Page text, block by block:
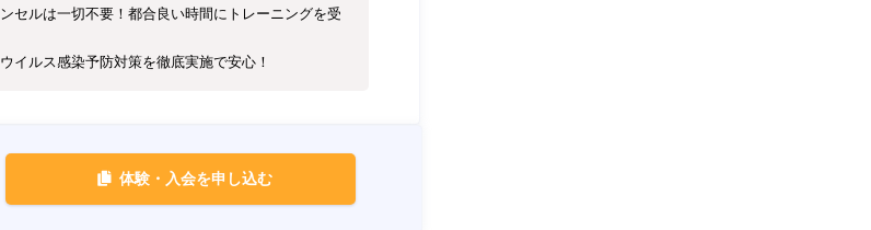
セルは一切不要！都合良い時間にトレーニングを受
イルス感染予防対策を徹底実施で安心！
体験・入会を申し込む